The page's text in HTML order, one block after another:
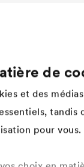
de
et des
tandis
pour vous.